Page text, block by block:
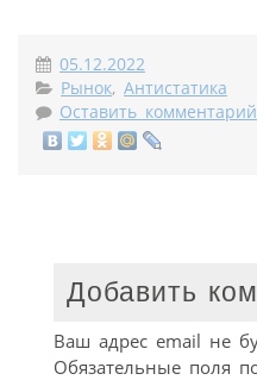
05.12.2022
Рынок, Антистатика
Оставить комментарий
Добавить
Ваш адрес email не
Обязательные поля